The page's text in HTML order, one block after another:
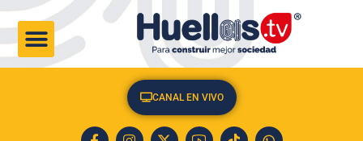
CANAL EN VIVO